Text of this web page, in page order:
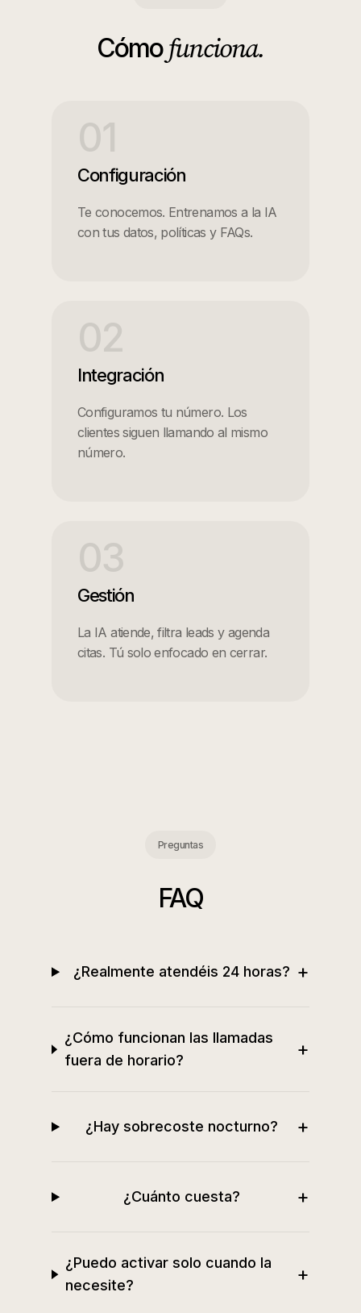
Cómofunciona.
01
Configuración
Te conocemos. Entrenamos a la IA
con tus datos, políticas y FAQs.
02
Integración
Configuramos tu número. Los
clientes siguen llamando al mismo
número.
03
Gestión
La IA atiende, filtra leads y agenda
citas. Tú solo enfocado en cerrar.
Preguntas
FAQ
¿Realmente atendéis 24 horas? +
¿Cómo funcionan las llamadas
fuera de horario?
+
¿Hay sobrecoste nocturno? +
¿Cuánto cuesta? +
¿Puedo activar solo cuando la
necesite?
+